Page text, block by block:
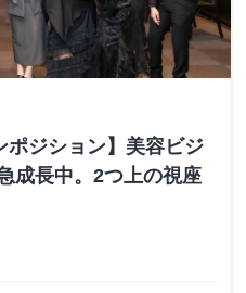
ポジション】美容ビジ
成長中。2つ上の視座